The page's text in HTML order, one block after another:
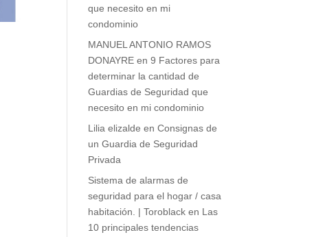
que necesito en mi
condominio
MANUEL ANTONIO RAMOS
DONAYRE en9 Factores para
determinar la cantidad de
Guardias de Seguridad que
necesito en mi condominio
Lilia elizalde enConsignas de
un Guardia de Seguridad
Privada
Sistema de alarmas de
seguridad para el hogar / casa
habitación. | Toroblack en Las
10 principales tendencias